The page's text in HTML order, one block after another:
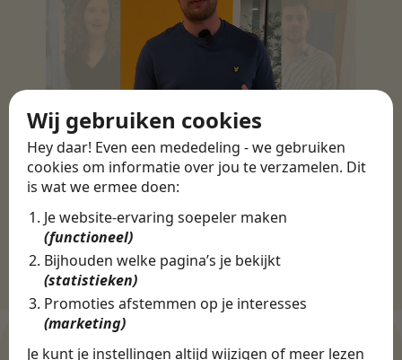
Wij gebruiken cookies
Hey daar! Even een mededeling - we gebruiken
cookies om informatie over jou te verzamelen. Dit
is wat we ermee doen:
Je website-ervaring soepeler maken
(functioneel)
Bijhouden welke pagina’s je bekijkt
(statistieken)
Promoties afstemmen op je interesses
(marketing)
Je kunt je instellingen altijd wijzigen of meer lezen